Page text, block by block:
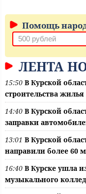
Помощь
ЛЕНТА
15:50 В Курской
строительства жилья
14:40 В Курской
заправки
13:01 В Курской
направили более 60
16:40 В Курске ушла
музыкального